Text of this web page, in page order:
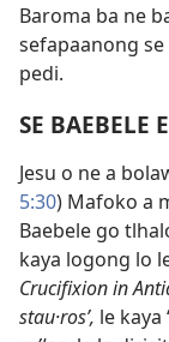
Baroma ba ne
sefapaanong
pedi.
SE BAEBELE
Jesu o ne a
5:30) Mafoko a
Baebele go
kaya logong lo
Crucifixion in
stau·rosʹ, le kaya